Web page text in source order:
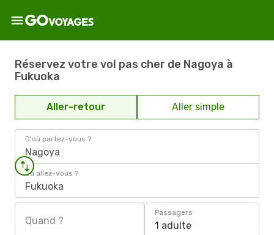
Réservez votre vol pas cher de Nagoya à
Fukuoka
Aller-retour Aller simple
D'où partez-vous ?
Nagoya
Où allez-vous ?
Fukuoka
Quand ?
Passagers
1 adulte